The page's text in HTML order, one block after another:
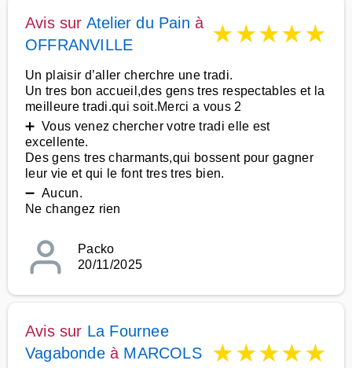
Avis sur Atelier du Pain à
OFFRANVILLE
★★★★★
Un plaisir d’aller cherchre une tradi.
Un tres bon accueil,des gens tres respectables et la
meilleure tradi.qui soit.Merci a vous 2
➕ Vous venez chercher votre tradi elle est
excellente.
Des gens tres charmants,qui bossent pour gagner
leur vie et qui le font tres tres bien.
➖ Aucun.
Ne changez rien
Packo
20/11/2025
Avis sur La Fournee
Vagabondeà MARCOLS
★★★★★